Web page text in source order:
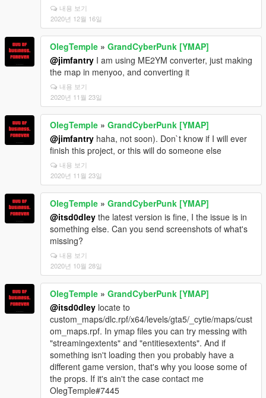
내용 보기
2020년 12월 16일
OlegTemple » GrandCyberPunk [YMAP]
@jimfantry I am using ME2YM converter, just making
the map in menyoo, and converting it
내용 보기
2020년 11월 23일
OlegTemple » GrandCyberPunk [YMAP]
@jimfantry haha, not soon). Don`t know if I will ever
finish this project, or this will do someone else
내용 보기
2020년 11월 23일
OlegTemple » GrandCyberPunk [YMAP]
@itsd0dley the latest version is fine, I the issue is in
something else. Can you send screenshots of what's
missing?
내용 보기
2020년 10월 28일
OlegTemple » GrandCyberPunk [YMAP]
@itsd0dley locate to
custom_maps/dlc.rpf/x64/levels/gta5/_cytie/maps/cust
om_maps.rpf. In ymap files you can try messing with
"streamingextents" and "entitiesextents". And if
something isn't loading then you probably have a
different game version, that's why you loose some of
the props. If it's ain't the case contact me
OlegTemple#7445